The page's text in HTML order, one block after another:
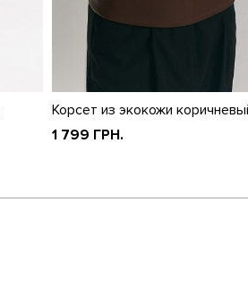
Корсет из экокожи
1 799 ГРН.